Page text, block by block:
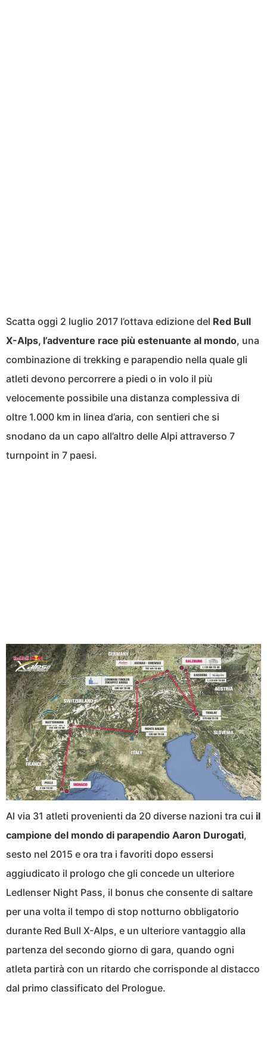
Scatta oggi 2 luglio 2017 l’ottava edizione del Red Bull
X-Alps, l’adventure race più estenuante al mondo, una
combinazione di trekking e parapendio nella quale gli
atleti devono percorrere a piedi o in volo il più
velocemente possibile una distanza complessiva di
oltre 1.000 km in linea d’aria, con sentieri che si
snodano da un capo all’altro delle Alpi attraverso 7
turnpoint in 7 paesi.
Al via 31 atleti provenienti da 20 diverse nazioni tra cui il
campione del mondo di parapendio Aaron Durogati,
sesto nel 2015 e ora tra i favoriti dopo essersi
aggiudicato il prologo che gli concede un ulteriore
Ledlenser Night Pass, il bonus che consente di saltare
per una volta il tempo di stop notturno obbligatorio
durante Red Bull X-Alps, e un ulteriore vantaggio alla
partenza del secondo giorno di gara, quando ogni
atleta partirà con un ritardo che corrisponde al distacco
dal primo classificato del Prologue.